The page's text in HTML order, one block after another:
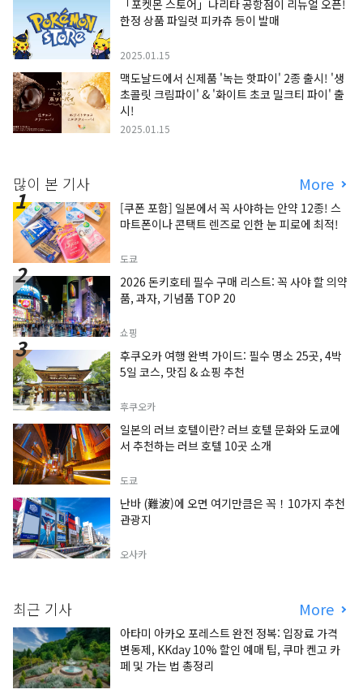
「포켓몬 스토어」나리타 공항점이 리뉴얼 오픈!
한정 상품 파일럿 피카츄 등이 발매
2025.01.15
맥도날드에서 신제품 '녹는 핫파이' 2종 출시! '생
초콜릿 크림파이' & '화이트 초코 밀크티 파이' 출
시!
2025.01.15
많이 본 기사 More
[쿠폰 포함] 일본에서 꼭 사야하는 안약 12종! 스
마트폰이나 콘택트 렌즈로 인한 눈 피로에 최적!
도쿄
2026 돈키호테 필수 구매 리스트: 꼭 사야 할 의약
품, 과자, 기념품 TOP 20
쇼핑
후쿠오카 여행 완벽 가이드: 필수 명소 25곳, 4박
5일 코스, 맛집 & 쇼핑 추천
후쿠오카
일본의 러브 호텔이란? 러브 호텔 문화와 도쿄에
서 추천하는 러브 호텔 10곳 소개
도쿄
난바 (難波)에 오면 여기만큼은 꼭！10가지 추천
관광지
오사카
최근 기사 More
아타미 아카오 포레스트 완전 정복: 입장료 가격
변동제, KKday 10% 할인 예매 팁, 쿠마 켄고 카
페 및 가는 법 총정리